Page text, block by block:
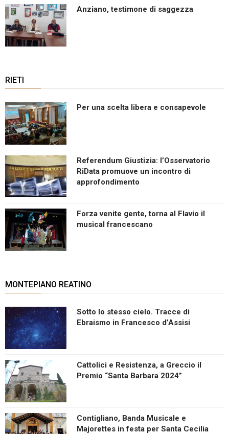
Anziano, testimone di saggezza
RIETI
Per una scelta libera e consapevole
Referendum Giustizia: l’Osservatorio
RiData promuove un incontro di
approfondimento
Forza venite gente, torna al Flavio il
musical francescano
MONTEPIANO REATINO
Sotto lo stesso cielo. Tracce di
Ebraismo in Francesco d’Assisi
Cattolici e Resistenza, a Greccio il
Premio “Santa Barbara 2024”
Contigliano, Banda Musicale e
Majorettes in festa per Santa Cecilia